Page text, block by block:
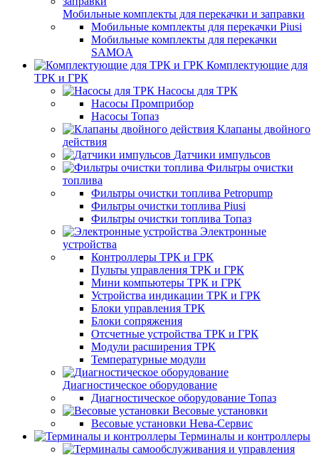
Мобильные комплекты для перекачки и заправки
Мобильные комплекты для перекачки Piusi
Мобильные комплекты для перекачки
SAMOA
Комплектующие для
ТРК и ГРК
Насосы для ТРК
Насосы Промприбор
Насосы Топаз
Клапаны двойного
действия
Датчики импульсов
Фильтры очистки
топлива
Фильтры очистки топлива Petropump
Фильтры очистки топлива Piusi
Фильтры очистки топлива Топаз
Электронные
устройства
Контроллеры ТРК и ГРК
Пульты управления ТРК и ГРК
Мини компьютеры ТРК и ГРК
Устройства индикации ТРК и ГРК
Блоки управления ТРК
Блоки сопряжения
Отсчетные устройства ТРК и ГРК
Модули расширения ТРК
Температурные модули
Диагностическое оборудование
Диагностическое оборудование Топаз
Весовые установки
Весовые установки Нева-Сервис
Терминалы и контроллеры